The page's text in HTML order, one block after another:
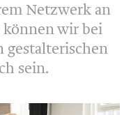
Netzwerk an
wir bei
gestalterischen
sein.